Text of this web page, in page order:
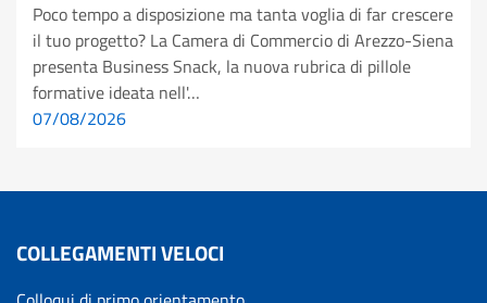
Poco tempo a disposizione ma tanta voglia di far crescere
il tuo progetto? La Camera di Commercio di Arezzo-Siena
presenta Business Snack, la nuova rubrica di pillole
formative ideata nell'…
07/08/2026
COLLEGAMENTI VELOCI